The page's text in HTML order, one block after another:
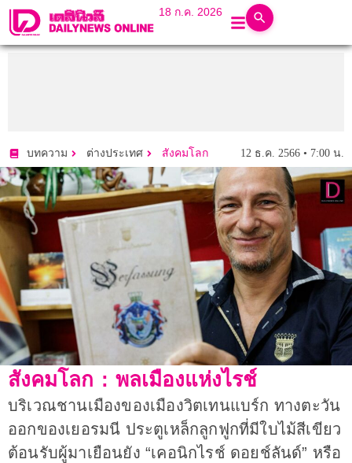
18 ก.ค. 2026
บทความ ต่างประเทศ สังคมโลก 12 ธ.ค. 2566 • 7:00 น.
สังคมโลก : พลเมืองแห่งไรช์
บริเวณชานเมืองของเมืองวิตเทนแบร์ก ทางตะวัน
ออกของเยอรมนี ประตูเหล็กลูกฟูกที่มีใบไม้สีเขียว
ต้อนรับผู้มาเยือนยัง “เคอนิกไรช์ ดอยช์ลันด์” หรือ